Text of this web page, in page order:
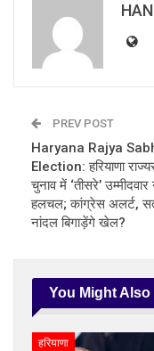
PREV POST
Haryana Rajya
Election: हरियाणा
चुनाव में ‘तीसरे’
हलचल; कांग्रेस अलर्ट,
नांदल बिगाड़ेंगे खेल?
You Might Also
हरियाणा